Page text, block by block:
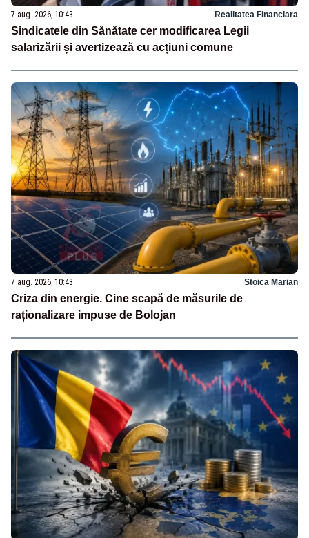
7 aug. 2026, 10:43 Realitatea Financiara
Sindicatele din Sănătate cer modificarea Legii
salarizării și avertizează cu acțiuni comune
7 aug. 2026, 10:43 Stoica Marian
Criza din energie. Cine scapă de măsurile de
raționalizare impuse de Bolojan